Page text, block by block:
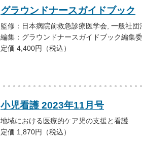
グラウンドナースガイドブック
監修：日本病院前救急診療医学会, 一般社
編集：グラウンドナースガイドブック編集
定価 4,400円（税込）
小児看護 2023年11月号
地域における医療的ケア児の支援と看護
定価 1,870円（税込）